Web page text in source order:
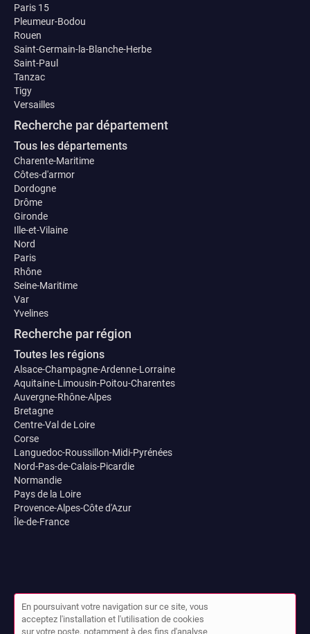
Paris 15
Pleumeur-Bodou
Rouen
Saint-Germain-la-Blanche-Herbe
Saint-Paul
Tanzac
Tigy
Versailles
Recherche par département
Tous les départements
Charente-Maritime
Côtes-d'armor
Dordogne
Drôme
Gironde
Ille-et-Vilaine
Nord
Paris
Rhône
Seine-Maritime
Var
Yvelines
Recherche par région
Toutes les régions
Alsace-Champagne-Ardenne-Lorraine
Aquitaine-Limousin-Poitou-Charentes
Auvergne-Rhône-Alpes
Bretagne
Centre-Val de Loire
Corse
Languedoc-Roussillon-Midi-Pyrénées
Nord-Pas-de-Calais-Picardie
Normandie
Pays de la Loire
Provence-Alpes-Côte d'Azur
Île-de-France
En poursuivant votre navigation sur ce site, vous
acceptez l'installation et l'utilisation de cookies
sur votre poste, notamment à des fins d'analyse